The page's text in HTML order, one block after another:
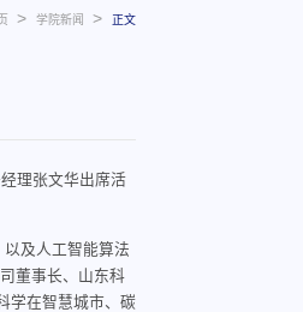
> 学院新闻 > 正文
理张文华出席活
及人工智能算法
董事长、山东科
学在智慧城市、碳